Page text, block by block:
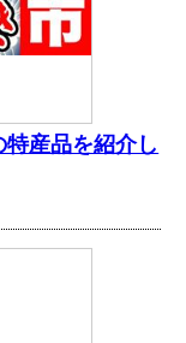
産品を紹介し